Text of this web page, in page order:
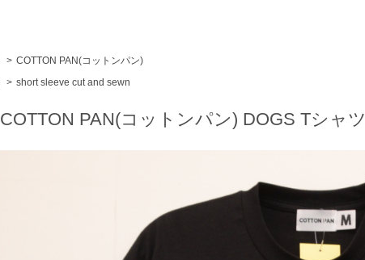
> COTTON PAN(コットンパン)
> short sleeve cut and sewn
COTTON PAN(コットンパン) DOGS Tシャツ